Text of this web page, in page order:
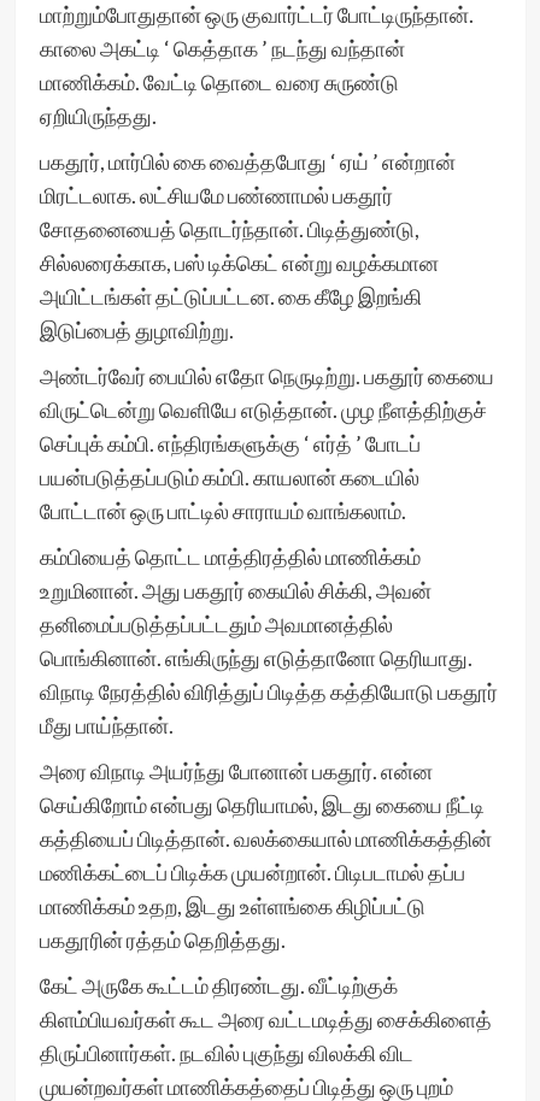
மாற்றும்போதுதான் ஒரு குவார்ட்டர் போட்டிருந்தான்.
காலை அகட்டி ‘ கெத்தாக ’ நடந்து வந்தான்
மாணிக்கம். வேட்டி தொடை வரை சுருண்டு
ஏறியிருந்தது.
பகதூர், மார்பில் கை வைத்தபோது ‘ ஏய் ’ என்றான்
மிரட்டலாக. லட்சியமே பண்ணாமல் பகதூர்
சோதனையைத் தொடர்ந்தான். பிடித்துண்டு,
சில்லரைக்காக, பஸ் டிக்கெட் என்று வழக்கமான
அயிட்டங்கள் தட்டுப்பட்டன. கை கீழே இறங்கி
இடுப்பைத் துழாவிற்று.
அண்டர்வேர் பையில் எதோ நெருடிற்று. பகதூர் கையை
விருட்டென்று வெளியே எடுத்தான். முழ நீளத்திற்குச்
செப்புக் கம்பி. எந்திரங்களுக்கு ‘ எர்த் ’ போடப்
பயன்படுத்தப்படும் கம்பி. காயலான் கடையில்
போட்டான் ஒரு பாட்டில் சாராயம் வாங்கலாம்.
கம்பியைத் தொட்ட மாத்திரத்தில் மாணிக்கம்
உறுமினான். அது பகதூர் கையில் சிக்கி, அவன்
தனிமைப்படுத்தப்பட்டதும் அவமானத்தில்
பொங்கினான். எங்கிருந்து எடுத்தானோ தெரியாது.
விநாடி நேரத்தில் விரித்துப் பிடித்த கத்தியோடு பகதூர்
மீது பாய்ந்தான்.
அரை விநாடி அயர்ந்து போனான் பகதூர். என்ன
செய்கிறோம் என்பது தெரியாமல், இடது கையை நீட்டி
கத்தியைப் பிடித்தான். வலக்கையால் மாணிக்கத்தின்
மணிக்கட்டைப் பிடிக்க முயன்றான். பிடிபடாமல் தப்ப
மாணிக்கம் உதற, இடது உள்ளங்கை கிழிப்பட்டு
பகதூரின் ரத்தம் தெறித்தது.
கேட் அருகே கூட்டம் திரண்டது. வீட்டிற்குக்
கிளம்பியவர்கள் கூட அரை வட்டமடித்து சைக்கிளைத்
திருப்பினார்கள். நடவில் புகுந்து விலக்கி விட
முயன்றவர்கள் மாணிக்கத்தைப் பிடித்து ஒரு புறம்